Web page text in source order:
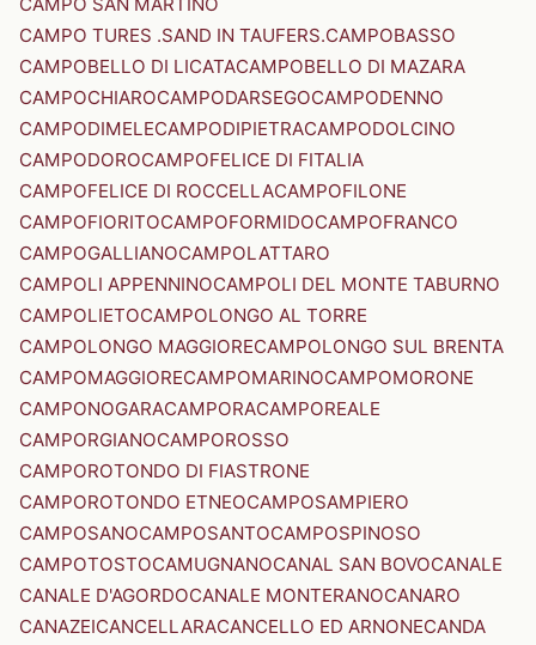
CAMPO TURES .SAND IN TAUFERS.CAMPOBASSO
CAMPOBELLO DI LICATACAMPOBELLO DI MAZARA
CAMPOCHIAROCAMPODARSEGOCAMPODENNO
CAMPODIMELECAMPODIPIETRACAMPODOLCINO
CAMPODOROCAMPOFELICE DI FITALIA
CAMPOFELICE DI ROCCELLACAMPOFILONE
CAMPOFIORITOCAMPOFORMIDOCAMPOFRANCO
CAMPOGALLIANOCAMPOLATTARO
CAMPOLI APPENNINOCAMPOLI DEL MONTE TABURNO
CAMPOLIETOCAMPOLONGO AL TORRE
CAMPOLONGO MAGGIORECAMPOLONGO SUL BRENTA
CAMPOMAGGIORECAMPOMARINOCAMPOMORONE
CAMPONOGARACAMPORACAMPOREALE
CAMPORGIANOCAMPOROSSO
CAMPOROTONDO DI FIASTRONE
CAMPOROTONDO ETNEOCAMPOSAMPIERO
CAMPOSANOCAMPOSANTOCAMPOSPINOSO
CAMPOTOSTOCAMUGNANOCANAL SAN BOVOCANALE
CANALE D'AGORDOCANALE MONTERANOCANARO
CANAZEICANCELLARACANCELLO ED ARNONECANDA